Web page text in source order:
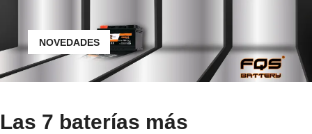
NOVEDADES
Las 7 baterías más